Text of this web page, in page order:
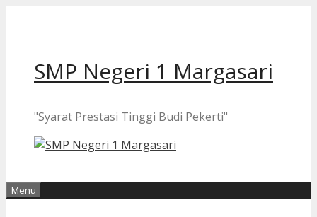
SMP Negeri 1 Margasari
"Syarat Prestasi Tinggi Budi Pekerti"
Menu